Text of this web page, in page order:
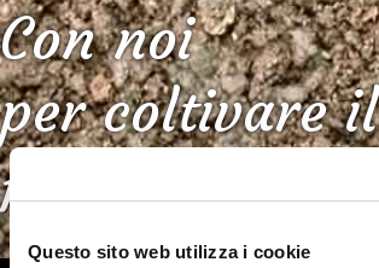
Questo sito web utilizza i cookie
Con noi
per coltivare il
futuro